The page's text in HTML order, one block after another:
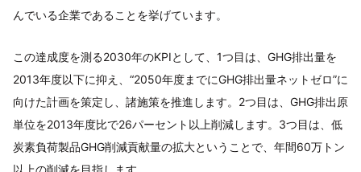
んでいる企業であることを挙げています。
この達成度を測る2030年のKPIとして、1つ目は、GHG排出量を
2013年度以下に抑え、“2050年度までにGHG排出量ネットゼロ”に
向けた計画を策定し、諸施策を推進します。2つ目は、GHG排出原
単位を2013年度比で26パーセント以上削減します。3つ目は、低
炭素負荷製品GHG削減貢献量の拡大ということで、年間60万トン
以上の削減を目指します。